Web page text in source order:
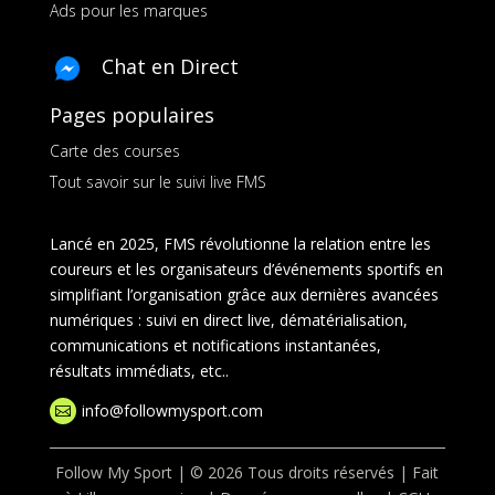
Ads pour les marques
Chat en Direct
Pages populaires
Carte des courses
Tout savoir sur le suivi live FMS
Lancé en 2025, FMS révolutionne la relation entre les
coureurs et les organisateurs d’événements sportifs en
simplifiant l’organisation grâce aux dernières avancées
numériques : suivi en direct live, dématérialisation,
communications et notifications instantanées,
résultats immédiats, etc..
 info@followmysport.com
Follow My Sport | © 2026 Tous droits réservés | Fait